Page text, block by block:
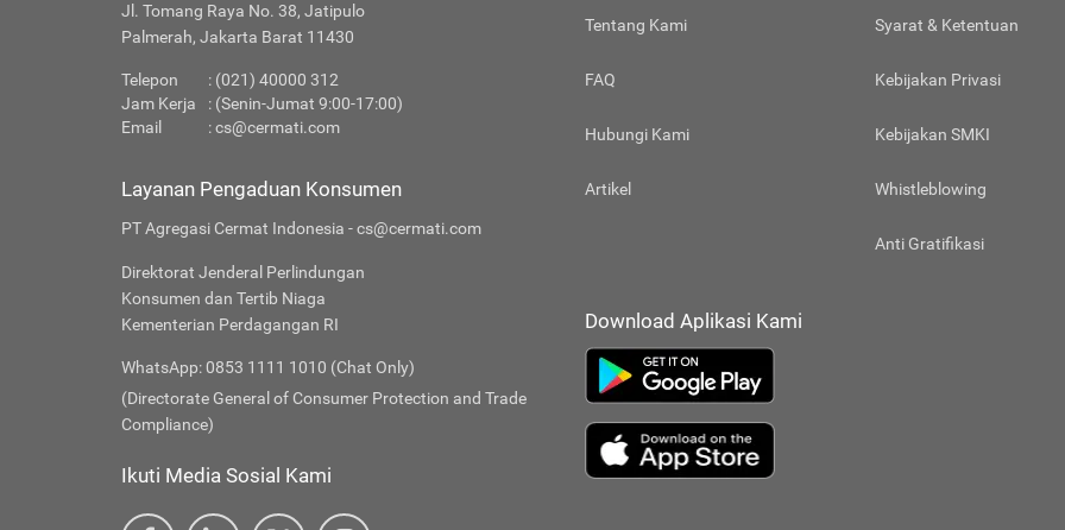
Jl. Tomang Raya No. 38, Jatipulo
Palmerah, Jakarta Barat 11430
Telepon
: (021) 40000 312
Jam Kerja
: (Senin-Jumat 9:00-17:00)
Email
:cs@cermati.com
Layanan Pengaduan Konsumen
PT Agregasi Cermat Indonesia - cs@cermati.com
Direktorat Jenderal Perlindungan
Konsumen dan Tertib Niaga
Kementerian Perdagangan RI
WhatsApp: 0853 1111 1010 (Chat Only)
(Directorate General of Consumer Protection and Trade
Compliance)
Ikuti Media Sosial Kami
Tentang Kami
FAQ
Hubungi Kami
Artikel
Syarat & Ketentuan
Kebijakan Privasi
Kebijakan SMKI
Whistleblowing
Anti Gratifikasi
Download Aplikasi Kami